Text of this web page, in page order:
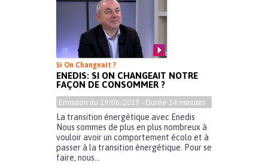
Si On Changeait ?
ENEDIS: SI ON CHANGEAIT NOTRE
FAÇON DE CONSOMMER ?
Emission du 19/06/2019 - Durée 14 minutes
La transition énergétique avec Enedis
Nous sommes de plus en plus nombreux à
vouloir avoir un comportement écolo et à
passer à la transition énergétique. Pour se
faire, nous...